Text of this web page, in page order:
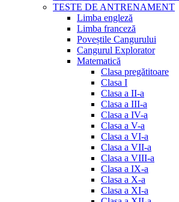
TESTE DE ANTRENAMENT
Limba engleză
Limba franceză
Poveștile Cangurului
Cangurul Explorator
Matematică
Clasa pregătitoare
Clasa I
Clasa a II-a
Clasa a III-a
Clasa a IV-a
Clasa a V-a
Clasa a VI-a
Clasa a VII-a
Clasa a VIII-a
Clasa a IX-a
Clasa a X-a
Clasa a XI-a